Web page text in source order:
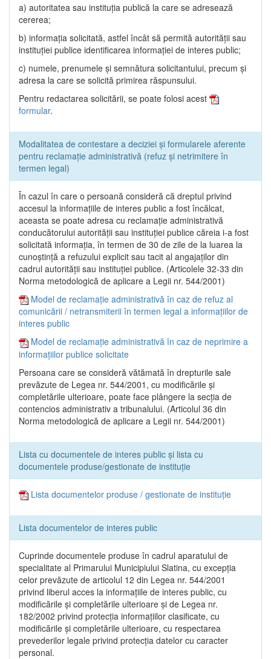
a) autoritatea sau instituţia publică la care se adresează
cererea;
b) informaţia solicitată, astfel încât să permită autorităţii sau
instituţiei publice identificarea informaţiei de interes public;
c) numele, prenumele şi semnătura solicitantului, precum şi
adresa la care se solicită primirea răspunsului.
Pentru redactarea solicitării, se poate folosi acest
formular.
Modalitatea de contestare a deciziei și formularele aferente
pentru reclamație administrativă (refuz și netrimitere în
termen legal)
În cazul în care o persoană consideră că dreptul privind
accesul la informaţiile de interes public a fost încălcat,
aceasta se poate adresa cu reclamaţie administrativă
conducătorului autorităţii sau instituţiei publice căreia i-a fost
solicitată informaţia, în termen de 30 de zile de la luarea la
cunoştinţă a refuzului explicit sau tacit al angajaţilor din
cadrul autorităţii sau instituţiei publice. (Articolele 32-33 din
Norma metodologică de aplicare a Legii nr. 544/2001)
Model de reclamație administrativă în caz de refuz al
comunicării / netransmiterii în termen legal a informațiilor de
interes public
Model de reclamație administrativă în caz de neprimire a
informațiilor publice solicitate
Persoana care se consideră vătămată în drepturile sale
prevăzute de Legea nr. 544/2001, cu modificările şi
completările ulterioare, poate face plângere la secţia de
contencios administrativ a tribunalului. (Articolul 36 din
Norma metodologică de aplicare a Legii nr. 544/2001)
Lista cu documentele de interes public și lista cu
documentele produse/gestionate de instituție
Lista documentelor produse / gestionate de instituție
Lista documentelor de interes public
Cuprinde documentele produse în cadrul aparatului de
specialitate al Primarului Municipiului Slatina, cu excepția
celor prevăzute de articolul 12 din Legea nr. 544/2001
privind liberul acces la informațiile de interes public, cu
modificările și completările ulterioare și de Legea nr.
182/2002 privind protecția informațiilor clasificate, cu
modificările și completările ulterioare, cu respectarea
prevederilor legale privind protecția datelor cu caracter
personal.